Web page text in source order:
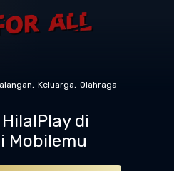
Keluarga Olahraga
di
Mobilemu